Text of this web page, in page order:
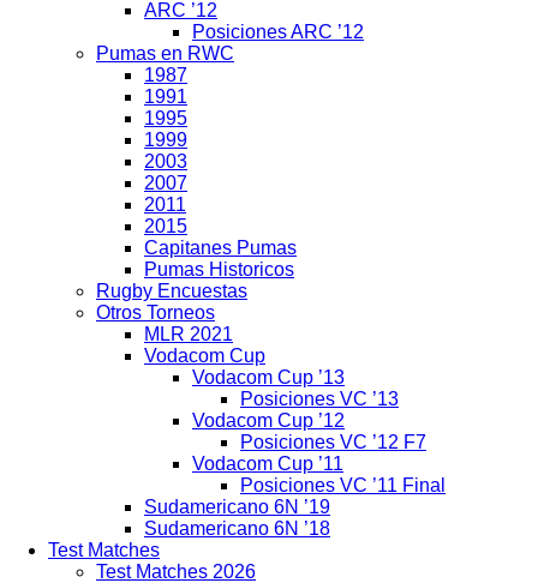
ARC ’12
Posiciones ARC ’12
Pumas en RWC
1987
1991
1995
1999
2003
2007
2011
2015
Capitanes Pumas
Pumas Historicos
Rugby Encuestas
Otros Torneos
MLR 2021
Vodacom Cup
Vodacom Cup ’13
Posiciones VC ’13
Vodacom Cup ’12
Posiciones VC ’12 F7
Vodacom Cup ’11
Posiciones VC ’11 Final
Sudamericano 6N ’19
Sudamericano 6N ’18
Test Matches
Test Matches 2026